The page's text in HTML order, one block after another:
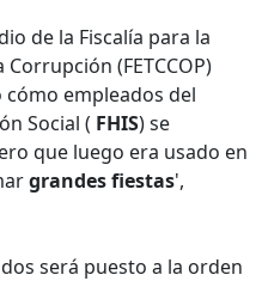
de la Fiscalía para la
(FETCCOP)
empleados del
Social ( FHIS) se
que luego era usado en
grandes fiestas',
será puesto a la orden